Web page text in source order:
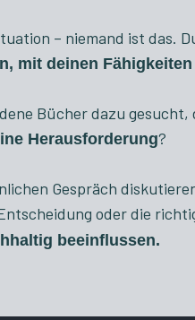
– niemand ist das.
mit deinen
Bücher dazu
Herausforderung?
Gespräch
oder die
beeinflussen.